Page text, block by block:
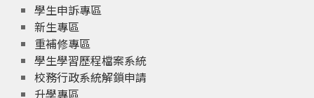
學生申訴專區
新生專區
重補修專區
學生學習歷程檔案系統
校務行政系統解鎖申請
升學專區